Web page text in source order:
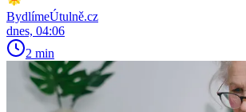
BydlímeÚtulně.cz
dnes, 04:06
2 min